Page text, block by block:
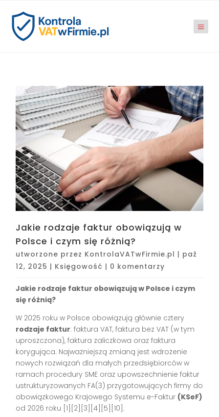
Jakie rodzaje faktur obowiązują w
Polsce i czym się różnią?
utworzone przez KontrolaVATwFirmie.pl | paź
12, 2025 | Księgowość | 0 komentarzy
Jakie rodzaje faktur obowiązują w Polsce i czym
się różnią?
W 2025 roku w Polsce obowiązują głównie cztery
rodzaje faktur: faktura VAT, faktura bez VAT (w tym
uproszczona), faktura zaliczkowa oraz faktura
korygująca. Najważniejszą zmianą jest wdrożenie
nowych rozwiązań dla małych przedsiębiorców w
ramach procedury SME oraz upowszechnienie faktur
ustrukturyzowanych FA(3) przygotowujących firmy do
obowiązkowego Krajowego Systemu e-Faktur (KSeF)
od 2026 roku [1][2][3][4][5][10] .